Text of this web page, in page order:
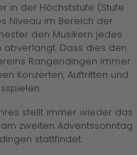
in der Höchststufe (Stufe
Niveau im Bereich der
den Musikern jedes
abverlangt. Dass dies den
Rangendingen immer
Konzerten, Auftritten und
stellt immer wieder das
zweiten Adventssonntag
stattfindet.